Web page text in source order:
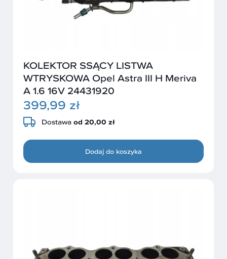
KOLEKTOR SSĄCY LISTWA
WTRYSKOWA Opel Astra III H Meriva
A 1.6 16V 24431920
399,99 zł
Dostawa od 20,00 zł
Dodaj do koszyka